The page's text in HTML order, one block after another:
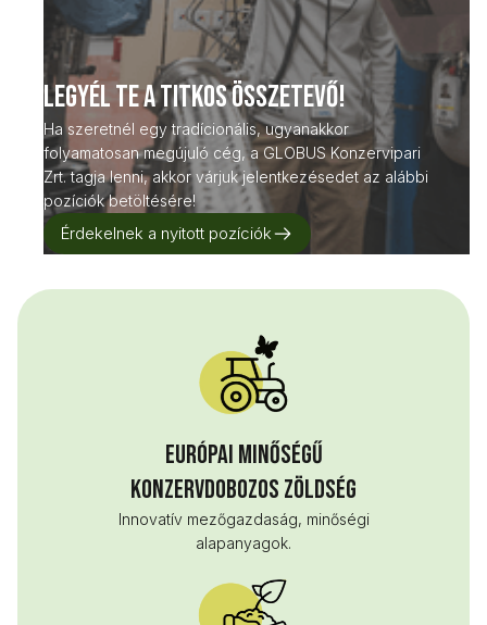
Legyél Te a titkos összetevő!
Ha szeretnél egy tradícionális, ugyanakkor
folyamatosan megújuló cég, a GLOBUS Konzervipari
Zrt. tagja lenni, akkor várjuk jelentkezésedet az alábbi
pozíciók betöltésére!
Érdekelnek a nyitott pozíciók
Európai minőségű
konzervdobozos zöldség
Innovatív mezőgazdaság, minőségi
alapanyagok.